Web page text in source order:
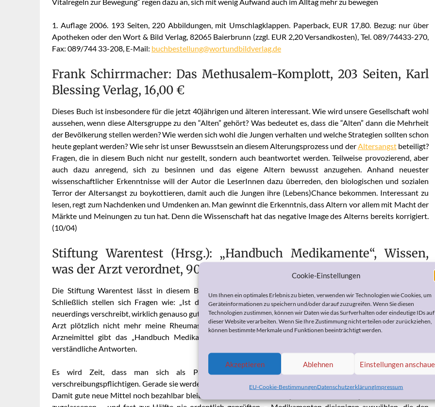
Cookie-Einstellungen
Um Ihnen ein optimales Erlebnis zu bieten, verwenden wir Technologien wie Cookies, um
Geräteinformationen zu speichern und/oder darauf zuzugreifen. Wenn Sie diesen
Technologien zustimmen, können wir Daten wie das Surfverhalten oder eindeutige IDs auf
dieser Website verarbeiten. Wenn Sie Ihre Zustimmung nicht erteilen oder zurückziehen,
können bestimmte Merkmale und Funktionen beeinträchtigt werden.
Akzeptieren Ablehnen Einstellungen
EU-Cookie-BestimmungenDatenschutzerklärungImpressum
1. Auflage 2006. 193 Seiten, 220 Abbildungen, mit Umschlagklappen. Paperback, EUR 17,80. Bezug: nur über
Apotheken oder den Wort & Bild Verlag, 82065 Baierbrunn (zzgl. EUR 2,20 Versandkosten), Tel. 089/74433-270,
Fax: 089/744 33-208, E-Mail: buchbestellung@wortundbildverlag.de
Frank Schirrmacher: Das Methusalem-Komplott, 203 Seiten, Karl
Blessing Verlag, 16,00 €
Dieses Buch ist insbesondere für die jetzt 40jährigen und älteren interessant. Wie wird unsere Gesellschaft wohl
aussehen, wenn diese Altersgruppe zu den “Alten” gehört? Was bedeutet es, dass die “Alten” dann die Mehrheit
der Bevölkerung stellen werden? Wie werden sich wohl die Jungen verhalten und welche Strategien sollten schon
heute geplant werden? Wie sehr ist unser Bewusstsein an diesem Alterungsprozess und derAltersangstbeteiligt?
Fragen, die in diesem Buch nicht nur gestellt, sondern auch beantwortet werden. Teilweise provozierend, aber
auch dazu anregend, sich zu besinnen und das eigene Altern bewusst anzugehen. Anhand neuester
wissenschaftlicher Erkenntnisse will der Autor die LeserInnen dazu überreden, den biologischen und sozialen
Terror der Altersangst zu boykottieren, damit auch die Jungen ihre (Lebens)Chance bekommen. Interessant zu
lesen, regt zum Nachdenken und Umdenken an. Man gewinnt die Erkenntnis, dass Altern vor allem mit Macht der
Märkte und Meinungen zu tun hat. Denn die Wissenschaft hat das negative Image des Alterns bereits korrigiert.
(10/04)
Stiftung Warentest (Hrsg.): „Handbuch Medikamente“, Wissen,
was der Arzt verordnet, 904 Seiten, ca. 40,00 €
Die Stiftung Warentest lässt in diesem Buch die 7000 am häufigsten verschriebenen Präparate bewerten.
Schließlich stellen sich Fragen wie: „Ist das Medikament gegen meinen Bluthochdruck, das mir die Ärztin
neuerdings verschreibt, wirklich genauso gut wie das gewohnte, das aber viel teurer ist?“ Oder: „Wieso will mir der
Arzt plötzlich nicht mehr meine Rheumasalbe verordnen?“ Auf solche und viele andere Fragen rund ums
Arzneimittel gibt das „Handbuch Medikamente“ ausführliche und wissenschaftlich begründete und dabei
verständliche Antworten.
Es wird Zeit, dass man sich als PatientIn besser über Arzneimittel informier, auch über die
verschreibungspflichtigen. Gerade sie werden immer teurer: Im Durchschnitt kostet eine Packung rund 60 Mark.
Damit gute neue Mittel noch bezahlbar bleiben, müssen die ÄrztInnen jetzt kritischer denn je unter allen 45 000